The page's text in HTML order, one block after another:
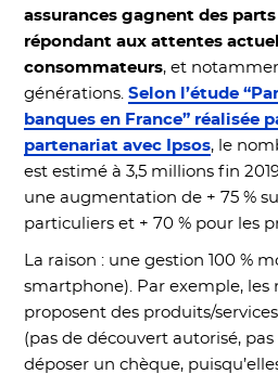
assurances gagnent des
répondant aux attentes
consommateurs, et
générations.Selon l’étude
banques en France” réalisée
partenariat avec Ipsos, le
est estimé à 3,5 millions fin
une augmentation de + 75 %
particuliers et + 70 % pour les
La raison : une gestion 100 %
smartphone). Par exemple, les
proposent des produits/
(pas de découvert autorisé,
déposer un chèque,